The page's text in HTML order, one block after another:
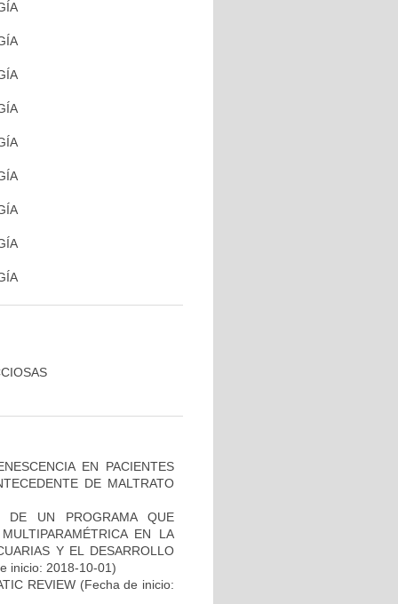
EN PACIENTES
DE MALTRATO
DE UN PROGRAMA QUE
EN LA
Y EL DESARROLLO
inicio: 2018-10-01)
REVIEW (Fecha de inicio: